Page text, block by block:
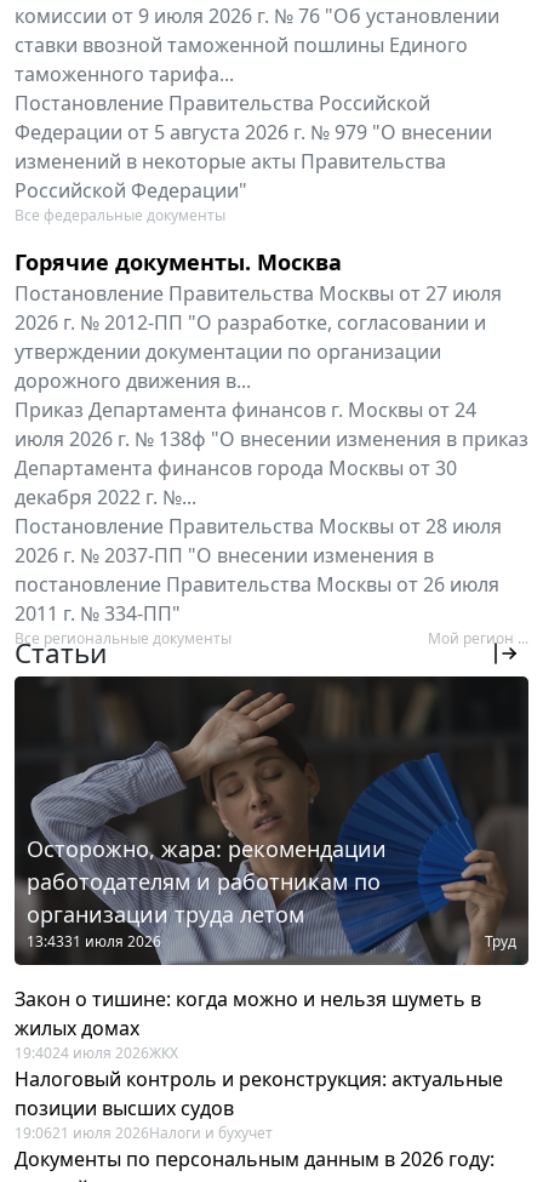
комиссии от 9 июля 2026 г. № 76 "Об установлении
ставки ввозной таможенной пошлины Единого
таможенного тарифа...
Постановление Правительства Российской
Федерации от 5 августа 2026 г. № 979 "О внесении
изменений в некоторые акты Правительства
Российской Федерации"
Все федеральные документы
Горячие документы. Москва
Постановление Правительства Москвы от 27 июля
2026 г. № 2012-ПП "О разработке, согласовании и
утверждении документации по организации
дорожного движения в...
Приказ Департамента финансов г. Москвы от 24
июля 2026 г. № 138ф "О внесении изменения в приказ
Департамента финансов города Москвы от 30
декабря 2022 г. №...
Постановление Правительства Москвы от 28 июля
2026 г. № 2037-ПП "О внесении изменения в
постановление Правительства Москвы от 26 июля
2011 г. № 334-ПП"
Все региональные документы Мой регион ...
Статьи
Осторожно, жара: рекомендации
работодателям и работникам по
организации труда летом
13:4331 июля 2026 Труд
Закон о тишине: когда можно и нельзя шуметь в
жилых домах
19:4024 июля 2026ЖКХ
Налоговый контроль и реконструкция: актуальные
позиции высших судов
19:0621 июля 2026Налоги и бухучет
Документы по персональным данным в 2026 году: